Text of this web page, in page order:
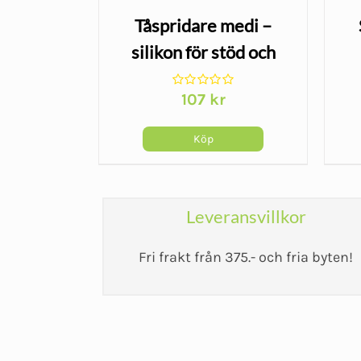
Tåspridare medi –
silikon för stöd och
avlastning vid tåbesvär
107 kr
Köp
Leveransvillkor
Fri frakt från 375.- och fria byten!